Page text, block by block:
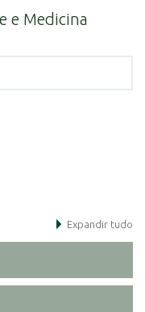
e Medicina
Expandir tudo